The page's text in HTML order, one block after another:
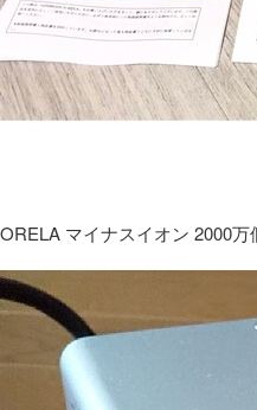
ORELA マイナスイオン 2000